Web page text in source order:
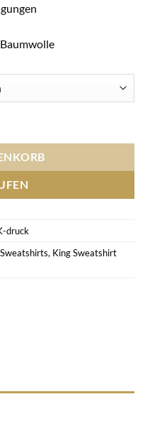
druck
, King Sweatshirt